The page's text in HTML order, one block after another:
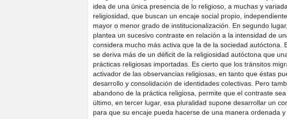
idea de una única presencia de lo religioso, a muchas y
religiosidad, que buscan un encaje social propio,
mayor o menor grado de institucionalización. En segundo
plantea un sucesivo contraste en relación a la intensidad de
considera mucho más activa que la de la sociedad autóctona.
se deriva más de un déficit de la religiosidad autóctona que
prácticas religiosas importadas. Es cierto que los tránsitos
activador de las observancias religiosas, en tanto que éstas
desarrollo y consolidación de identidades colectivas. Pero
abandono de la práctica religiosa, permite que el contraste
último, en tercer lugar, esa pluralidad supone desarrollar un
para que su encaje pueda hacerse de una manera ordenada